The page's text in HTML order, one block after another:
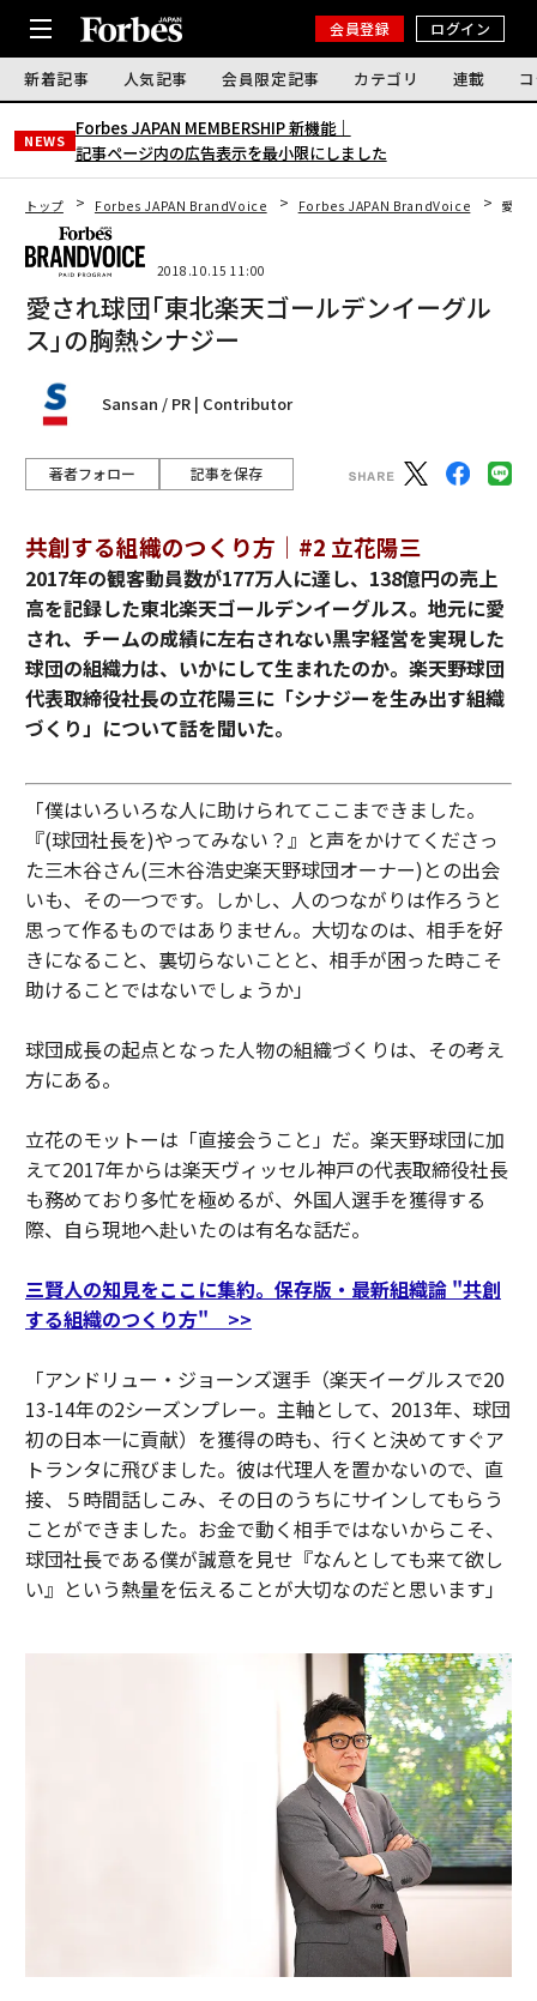
会員登録 ログイン
新着記事 人気記事 会員限定記事 カテゴリ 連載
NEWS
Forbes JAPAN MEMBERSHIP 新機能｜
記事ページ内の広告表示を最小限にしました
トップ Forbes JAPAN BrandVoice Forbes JAPAN BrandVoice 愛さ
2018.10.15 11:00
愛され球団｢東北楽天ゴールデンイーグル
ス｣の胸熱シナジー
Sansan / PR | Contributor
著者フォロー 記事を保存
共創する組織のつくり方｜#2 立花陽三
2017年の観客動員数が177万人に達し、138億円の売上
高を記録した東北楽天ゴールデンイーグルス。地元に愛
され、チームの成績に左右されない黒字経営を実現した
球団の組織力は、いかにして生まれたのか。楽天野球団
代表取締役社長の立花陽三に「シナジーを生み出す組織
づくり」について話を聞いた。
「僕はいろいろな人に助けられてここまできました。
『(球団社長を)やってみない？』と声をかけてくださっ
た三木谷さん(三木谷浩史楽天野球団オーナー)との出会
いも、その一つです。しかし、人のつながりは作ろうと
思って作るものではありません。大切なのは、相手を好
きになること、裏切らないことと、相手が困った時こそ
助けることではないでしょうか」
球団成長の起点となった人物の組織づくりは、その考え
方にある。
立花のモットーは「直接会うこと」だ。楽天野球団に加
えて2017年からは楽天ヴィッセル神戸の代表取締役社長
も務めており多忙を極めるが、外国人選手を獲得する
際、自ら現地へ赴いたのは有名な話だ。
三賢人の知見をここに集約。保存版・最新組織論 "共創
する組織のつくり方" >>
「アンドリュー・ジョーンズ選手（楽天イーグルスで20
13-14年の2シーズンプレー。主軸として、2013年、球団
初の日本一に貢献）を獲得の時も、行くと決めてすぐア
トランタに飛びました。彼は代理人を置かないので、直
接、５時間話しこみ、その日のうちにサインしてもらう
ことができました。お金で動く相手ではないからこそ、
球団社長である僕が誠意を見せ『なんとしても来て欲し
い』という熱量を伝えることが大切なのだと思います」